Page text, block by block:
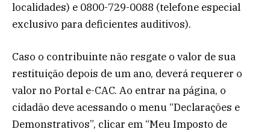
localidades) e 0800-729-0088 (telefone especial
exclusivo para deficientes auditivos).
Caso o contribuinte não resgate o valor de sua
restituição depois de um ano, deverá requerer o
valor no Portal e-CAC. Ao entrar na página, o
cidadão deve acessando o menu “Declarações e
Demonstrativos”, clicar em “Meu Imposto de